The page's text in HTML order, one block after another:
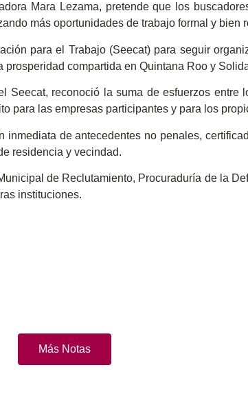
Mara Lezama, pretende que los
más oportunidades de trabajo formal y bien
para el Trabajo (Seecat) para seguir
compartida en Quintana Roo y
Seecat, reconoció la suma de esfuerzos entre
para las empresas participantes y para los
de antecedentes no penales,
residencia y vecindad.
de Reclutamiento, Procuraduría de la
instituciones.
Más Notas